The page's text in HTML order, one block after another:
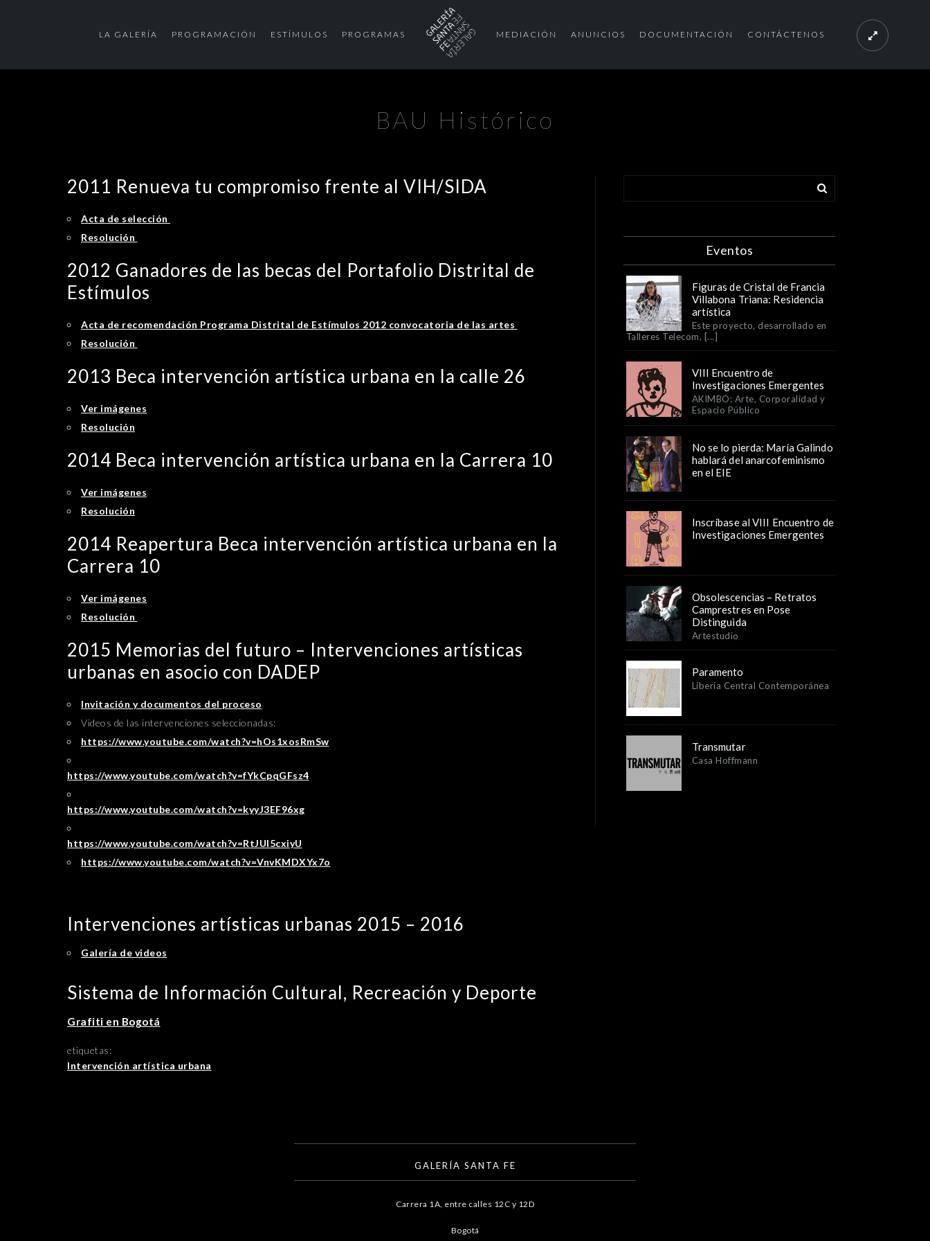
LA GALERÍA PROGRAMACIÓN ESTÍMULOS PROGRAMAS MEDIACIÓN ANUNCIOS DOCUMENTACIÓN CONTÁCTENOS
BAU Histórico
2011 Renueva tu compromiso frente al VIH/SIDA
Acta de selección
Resolución
2012 Ganadores de las becas del Portafolio Distrital de
Estímulos
Acta de recomendación Programa Distrital de Estímulos 2012 convocatoria de las artes
Resolución
2013 Beca intervención artística urbana en la calle 26
Ver imágenes
Resolución
2014 Beca intervención artística urbana en la Carrera 10
Ver imágenes
Resolución
2014 Reapertura Beca intervención artística urbana en la
Carrera 10
Ver imágenes
Resolución
2015 Memorias del futuro – Intervenciones artísticas
urbanas en asocio con DADEP
Invitación y documentos del proceso
Videos de las intervenciones seleccionadas:
https://www.youtube.com/watch?v=hOs1xosRmSw
https://www.youtube.com/watch?v=fYkCpqGFsz4
https://www.youtube.com/watch?v=kyyJ3EF96xg
https://www.youtube.com/watch?v=RtJUI5cxiyU
https://www.youtube.com/watch?v=VnvKMDXYx7o
Intervenciones artísticas urbanas 2015 – 2016
Galería de videos
Sistema de Información Cultural, Recreación y Deporte
Grafiti en Bogotá
etiquetas:
Intervención artística urbana
Eventos
Figuras de Cristal de Francia
Villabona Triana: Residencia
artística
Este proyecto, desarrollado en
Talleres Telecom, [...]
VIII Encuentro de
Investigaciones Emergentes
AKIMBO: Arte, Corporalidad y
Espacio Público
No se lo pierda: María Galindo
hablará del anarcofeminismo
en el EIE
Inscríbase al VIII Encuentro de
Investigaciones Emergentes
Obsolescencias – Retratos
Camprestres en Pose
Distinguida
Artestudio
Paramento
Liberia Central Contemporánea
Transmutar
Casa Hoffmann
GALERÍA SANTA FE
Carrera 1A, entre calles 12C y 12D
Bogotá